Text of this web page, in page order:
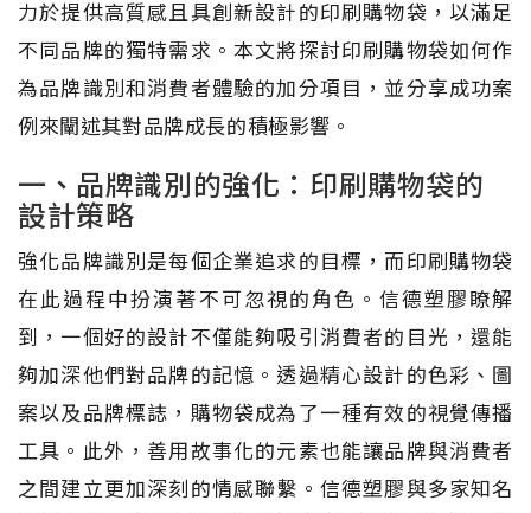
力於提供高質感且具創新設計的印刷購物袋，以滿足
不同品牌的獨特需求。本文將探討印刷購物袋如何作
為品牌識別和消費者體驗的加分項目，並分享成功案
例來闡述其對品牌成長的積極影響。
一、品牌識別的強化：印刷購物袋的
設計策略
強化品牌識別是每個企業追求的目標，而印刷購物袋
在此過程中扮演著不可忽視的角色。信德塑膠瞭解
到，一個好的設計不僅能夠吸引消費者的目光，還能
夠加深他們對品牌的記憶。透過精心設計的色彩、圖
案以及品牌標誌，購物袋成為了一種有效的視覺傳播
工具。此外，善用故事化的元素也能讓品牌與消費者
之間建立更加深刻的情感聯繫。信德塑膠與多家知名